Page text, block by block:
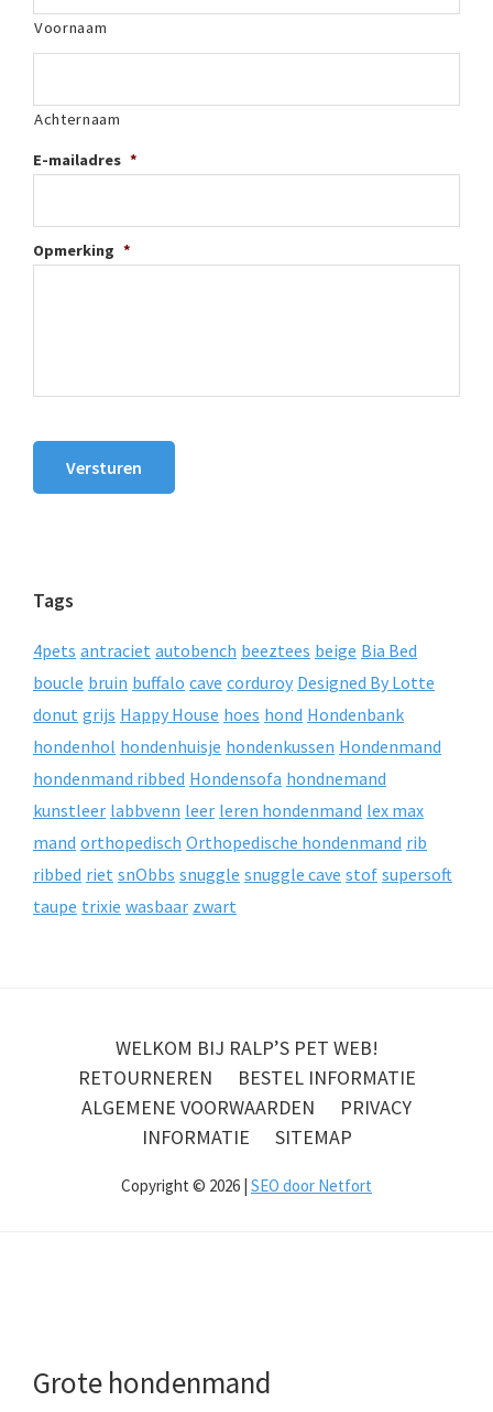
Voornaam
Achternaam
E-mailadres *
Opmerking *
Versturen
Tags
4pets antraciet autobench beeztees beige Bia Bed
boucle bruin buffalo cave corduroy Designed By Lotte
donut grijs Happy House hoes hond Hondenbank
hondenhol hondenhuisje hondenkussen Hondenmand
hondenmand ribbed Hondensofa hondnemand
kunstleer labbvenn leer leren hondenmand lex max
mand orthopedisch Orthopedische hondenmand rib
ribbed riet snObbs snuggle snuggle cave stof supersoft
taupe trixie wasbaar zwart
WELKOM BIJ RALP’S PET WEB!
RETOURNEREN
BESTEL INFORMATIE
ALGEMENE VOORWAARDEN
PRIVACY
INFORMATIE
SITEMAP
Copyright © 2026 | SEO door Netfort
Grote hondenmand